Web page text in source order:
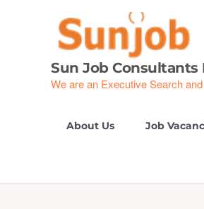
Sun Job Consultants
We are an Executive Search
About Us Job